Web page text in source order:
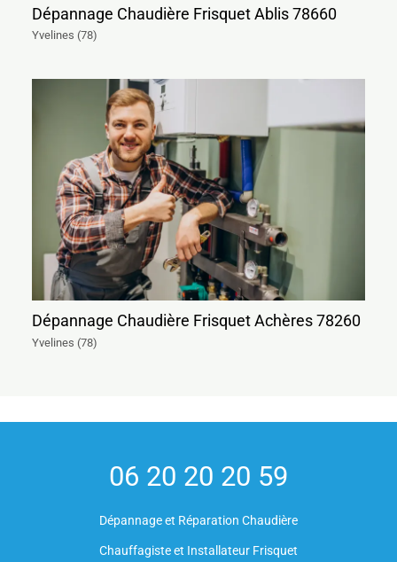
Dépannage Chaudière Frisquet Ablis 78660
Yvelines (78)
Dépannage Chaudière Frisquet Achères 78260
Yvelines (78)
06 20 20 20 59
Dépannage et Réparation Chaudière
Chauffagiste et Installateur Frisquet